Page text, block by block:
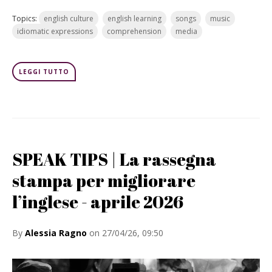
Topics: english culture english learning songs
music
idiomatic expressions
comprehension media
LEGGI TUTTO
SPEAK TIPS | La rassegna
stampa per migliorare
l’inglese - aprile 2026
By Alessia Ragno on 27/04/26, 09:50